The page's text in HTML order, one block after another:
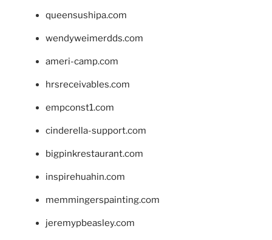
queensushipa.com
wendyweimerdds.com
ameri-camp.com
hrsreceivables.com
empconst1.com
cinderella-support.com
bigpinkrestaurant.com
inspirehuahin.com
memmingerspainting.com
jeremypbeasley.com